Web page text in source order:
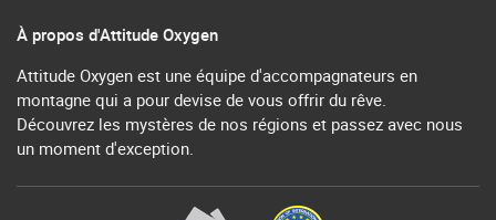
À propos d'Attitude Oxygen
Attitude Oxygen est une équipe d'accompagnateurs en
montagne qui a pour devise de vous offrir du rêve.
Découvrez les mystères de nos régions et passez avec nous
un moment d'exception.